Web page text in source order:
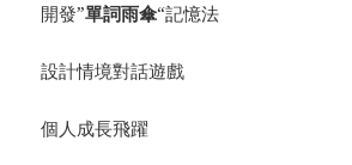
開發”單詞雨傘“記憶法
設計情境對話遊戲
個人成長飛躍